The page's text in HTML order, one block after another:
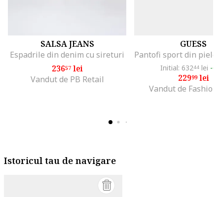
SALSA JEANS
Espadrile din denim cu sireturi
23657lei
Vandut de PB Retail
GUESS
Initial: 63244 lei -
22999lei
Vandut de Fashion
Istoricul tau de navigare